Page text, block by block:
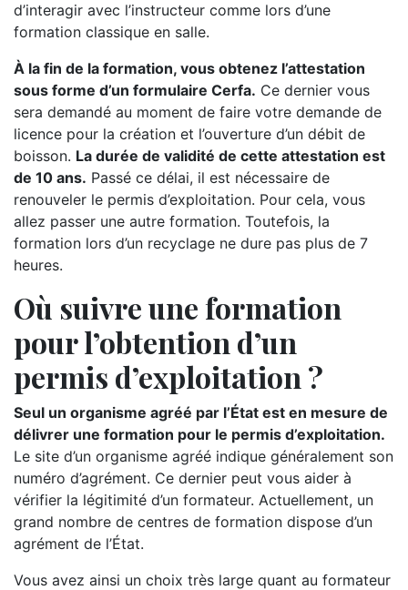
d’interagir avec l’instructeur comme lors d’une
formation classique en salle.
À la fin de la formation, vous obtenez l’attestation
sous forme d’un formulaire Cerfa. Ce dernier vous
sera demandé au moment de faire votre demande de
licence pour la création et l’ouverture d’un débit de
boisson. La durée de validité de cette attestation est
de 10 ans. Passé ce délai, il est nécessaire de
renouveler le permis d’exploitation. Pour cela, vous
allez passer une autre formation. Toutefois, la
formation lors d’un recyclage ne dure pas plus de 7
heures.
Où suivre une formation
pour l’obtention d’un
permis d’exploitation ?
Seul un organisme agréé par l’État est en mesure de
délivrer une formation pour le permis d’exploitation.
Le site d’un organisme agréé indique généralement son
numéro d’agrément. Ce dernier peut vous aider à
vérifier la légitimité d’un formateur. Actuellement, un
grand nombre de centres de formation dispose d’un
agrément de l’État.
Vous avez ainsi un choix très large quant au formateur